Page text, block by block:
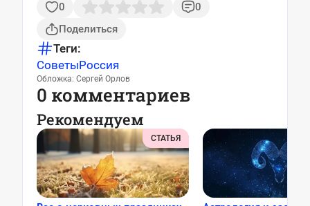
0
0
Поделиться
Теги:
СоветыРоссия
Обложка: Сергей Орлов
0 комментариев
Рекомендуем
СТАТЬЯ